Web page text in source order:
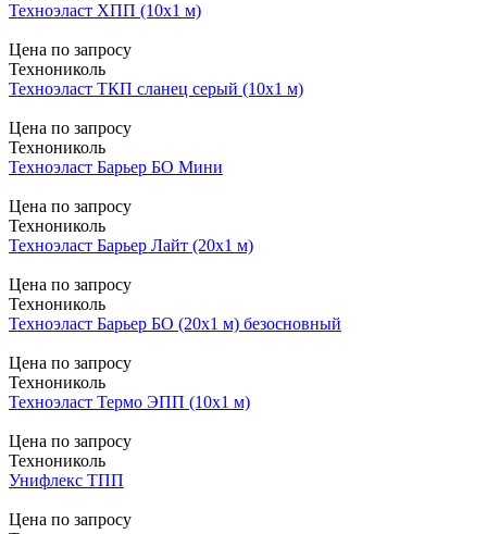
Техноэласт ХПП (10х1 м)
Цена по запросу
Технониколь
Техноэласт ТКП сланец серый (10х1 м)
Цена по запросу
Технониколь
Техноэласт Барьер БО Мини
Цена по запросу
Технониколь
Техноэласт Барьер Лайт (20х1 м)
Цена по запросу
Технониколь
Техноэласт Барьер БО (20х1 м) безосновный
Цена по запросу
Технониколь
Техноэласт Термо ЭПП (10х1 м)
Цена по запросу
Технониколь
Унифлекс ТПП
Цена по запросу